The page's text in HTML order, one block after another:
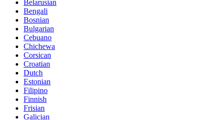
Belarusian
Bengali
Bosnian
Bulgarian
Cebuano
Chichewa
Corsican
Croatian
Dutch
Estonian
Filipino
Finnish
Frisian
Galician